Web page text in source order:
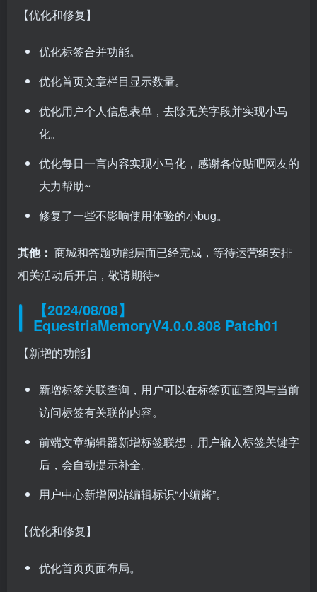
【优化和修复】
优化标签合并功能。
优化首页文章栏目显示数量。
优化用户个人信息表单，去除无关字段并实现小马
化。
优化每日一言内容实现小马化，感谢各位贴吧网友的
大力帮助~
修复了一些不影响使用体验的小bug。
其他： 商城和答题功能层面已经完成，等待运营组安排
相关活动后开启，敬请期待~
【2024/08/08】
EquestriaMemoryV4.0.0.808 Patch01
【新增的功能】
新增标签关联查询，用户可以在标签页面查阅与当前
访问标签有关联的内容。
前端文章编辑器新增标签联想，用户输入标签关键字
后，会自动提示补全。
用户中心新增网站编辑标识“小编酱”。
【优化和修复】
优化首页页面布局。